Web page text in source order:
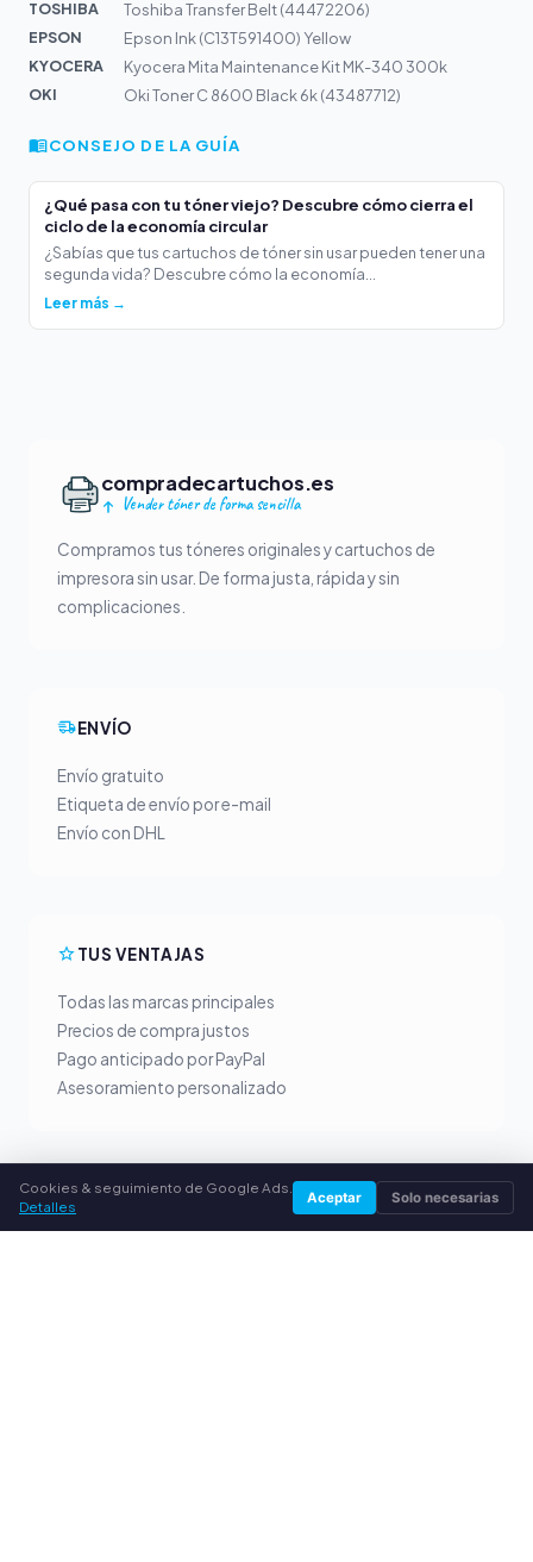
TOSHIBA
Toshiba Transfer Belt (44472206)
EPSON
Epson Ink (C13T591400) Yellow
KYOCERA
Kyocera Mita Maintenance Kit MK-340 300k
OKI
Oki Toner C 8600 Black 6k (43487712)
CONSEJO DE LA GUÍA
¿Qué pasa con tu tóner viejo? Descubre cómo cierra el
ciclo de la economía circular
¿Sabías que tus cartuchos de tóner sin usar pueden tener una
segunda vida? Descubre cómo la economía...
Leer más →
compradecartuchos.es
Vender tóner de forma sencilla
Compramos tus tóneres originales y cartuchos de
impresora sin usar. De forma justa, rápida y sin
complicaciones.
ENVÍO
Envío gratuito
Etiqueta de envío por e-mail
Envío con DHL
TUS VENTAJAS
Todas las marcas principales
Precios de compra justos
Pago anticipado por PayPal
Asesoramiento personalizado
Cookies & seguimiento de Google Ads.
Detalles
Aceptar Solo necesarias